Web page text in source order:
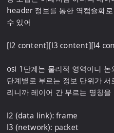
header 정보를 통한 역캡슐화
수 있어
[l2 content][l3 content][l4
osi 1단계는 물리적 영역이니
단계별로 부르는 정보 단위가
리니까 레이어 간 부르는 명칭을
l2 (data link): frame
l3 (network): packet